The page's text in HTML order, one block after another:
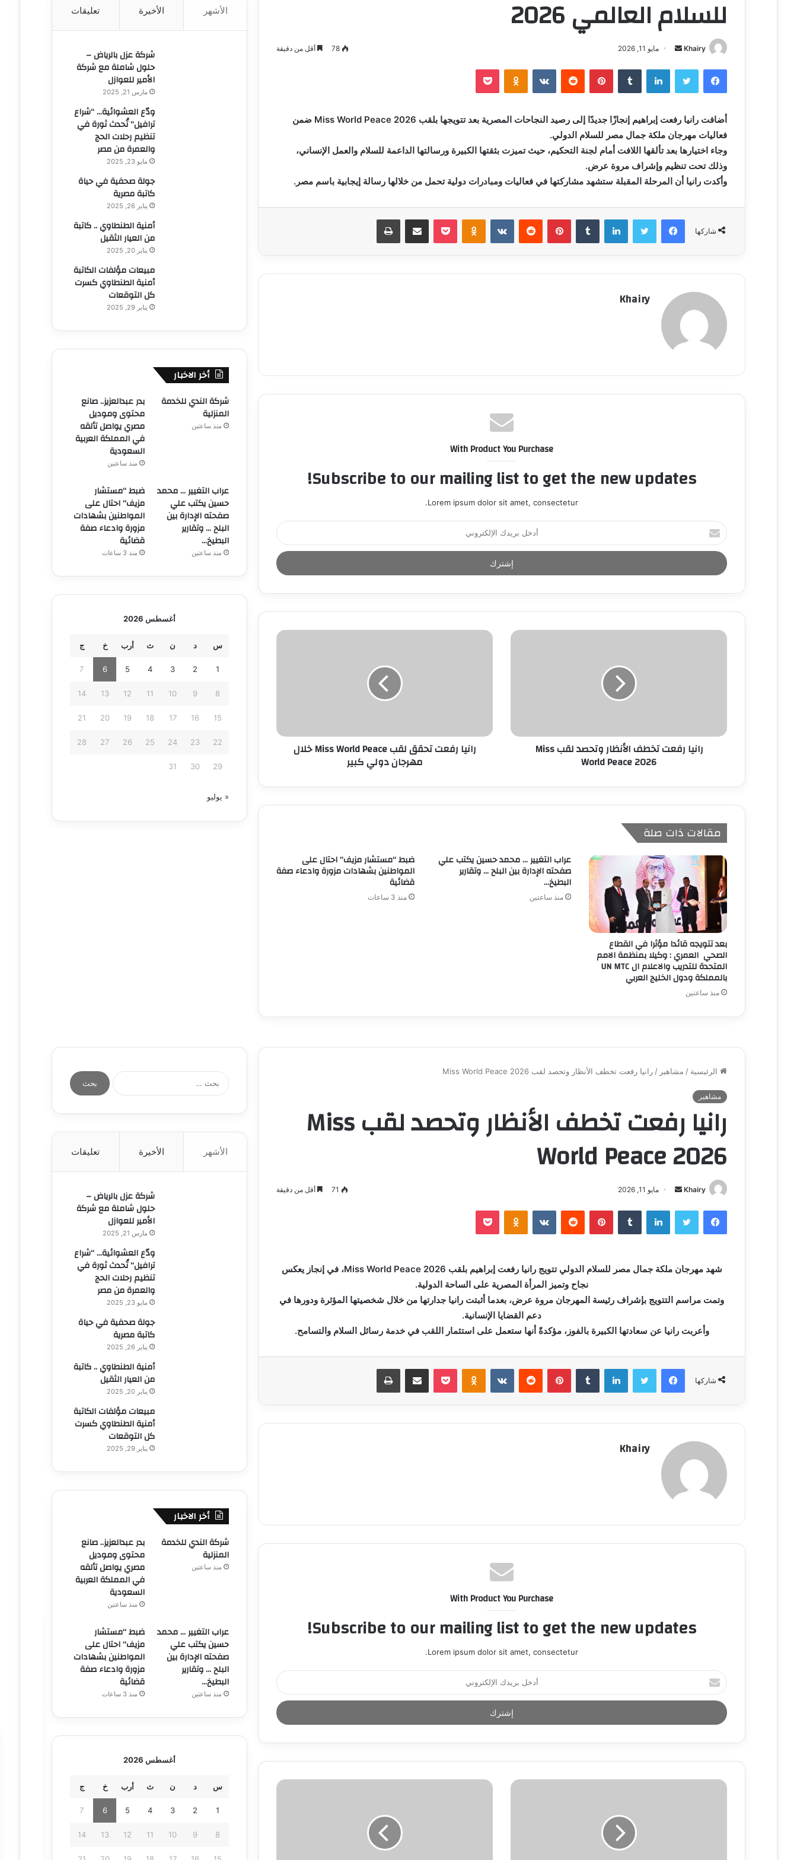
للسلام العالمي 2026
Khairy
أ
ل
ر
ي
د
ا
ك
ت
ر
ي
مايو 11, 2026 78 أقل من دقيقة
فيسبوك تويتر لينكدإن ‏Tumblr بينتيريست ‏Reddit
‏VKontakte
Odnoklassniki بوكيت
أضافت رانيا رفعت إبراهيم إنجازًا جديدًا إلى رصيد النجاحات المصرية بعد تتويجها بلقب Miss World Peace 2026 ضمن
فعاليات مهرجان ملكة جمال مصر للسلام الدولي.
وجاء اختيارها بعد تألقها اللافت أمام لجنة التحكيم، حيث تميزت بثقتها الكبيرة ورسالتها الداعمة للسلام والعمل الإنساني،
وذلك تحت تنظيم وإشراف مروة عرض.
وأكدت رانيا أن المرحلة المقبلة ستشهد مشاركتها في فعاليات ومبادرات دولية تحمل من خلالها رسالة إيجابية باسم مصر.
شاركها
فيسبوك تويتر لينكدإن ‏Tumblr بينتيريست ‏Reddit
‏VKontakte
Odnoklassniki بوكيت مشاركة عبر البريد طباعة
Khairy
With Product You Purchase
Subscribe to our mailing list to get the new updates!
Lorem ipsum dolor sit amet, consectetur.
أ
د
خ
ل
د
ا
رانيا رفعت تخطف الأنظار وتحصد لقب Miss
World Peace 2026
رانيا رفعت تحقق لقب Miss World Peace خلال
مهرجان دولي كبير
مقالات ذات صلة
بعد تتويجه قائدا مؤثرا في القطاع
الصحي العمري : وكيلا بمنظمة الامم
المتحدة للتدريب والاعلام ال UN MTC
بالمملكة ودول الخليج العربي
منذ ساعتين
عراب التغيير … محمد حسين يكتب علي
صفحته الإدارة بين البلح … وتقارير
البطيخ…
منذ ساعتين
ضبط “مستشار مزيف” احتال على
المواطنين بشهادات مزورة وادعاء صفة
قضائية
منذ 3 ساعات
الأشهر الأخيرة تعليقات
شركة عزل بالرياض –
حلول شاملة مع شركة
الأمير للعوازل
مارس 21, 2025
ودّع العشوائية… “شراع
ترافيل” تُحدث ثورة في
تنظيم رحلات الحج
والعمرة من مصر
مايو 23, 2025
جولة صحفية في حياة
كاتبة مصرية
يناير 26, 2025
أمنية الطنطاوي .. كاتبة
من العيار الثقيل
يناير 20, 2025
مبيعات مؤلفات الكاتبة
أمنية الطنطاوي كسرت
كل التوقعات
يناير 29, 2025
أخر الاخبار
شركة الندي للخدمة
المنزلية
منذ ساعتين
بدر عبدالعزيز.. صانع
محتوى وموديل
مصري يواصل تألقه
في المملكة العربية
السعودية
منذ ساعتين
عراب التغيير … محمد
حسين يكتب علي
صفحته الإدارة بين
البلح … وتقارير
البطيخ…
منذ ساعتين
ضبط “مستشار
مزيف” احتال على
المواطنين بشهادات
مزورة وادعاء صفة
قضائية
منذ 3 ساعات
أغسطس 2026
س د ن ث أرب خ ج
1
2
3
4
5
6
7
8
9
10
11
12
13
14
15
16
17
18
19
20
21
22
23
24
25
26
27
28
29
30
31
« يوليو